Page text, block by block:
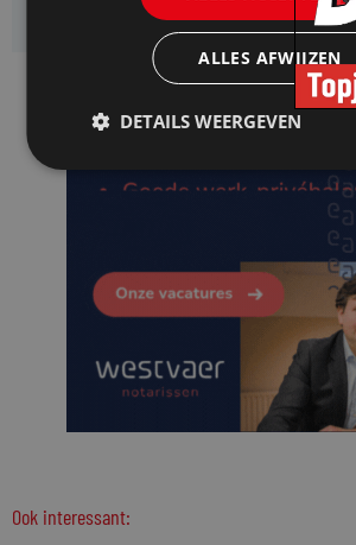
Ook interessant:
ALLES AFWIJZEN
DETAILS WEERGEVEN